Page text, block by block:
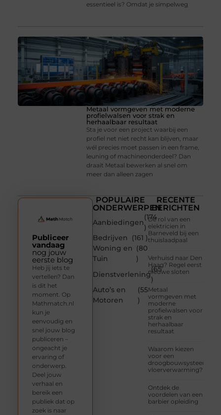
essentieel is? Omdat je simpelweg
Metaal vormgeven met moderne
profielwalsen voor strak en
herhaalbaar resultaat
Sta je voor een project waarbij een
profiel net niet recht kan blijven, maar
wél precies moet passen in een frame,
leuning of machineonderdeel? Dan
draait Metaal bewerken al snel om
meer dan alleen zagen
POPULAIRE
ONDERWERPEN
Aanbiedingen
(174
)
Bedrijven
(161 )
Woning en
Tuin
(80
)
Dienstverlening
(65
)
Auto’s en
Motoren
(55
)
RECENTE
BERICHTEN
De rol van een
elektricien in
Barneveld bij een
thuislaadpaal
Verhuisd naar Den
Haag? Regel eerst
nieuwe sloten
Metaal
vormgeven met
moderne
profielwalsen voor
strak en
herhaalbaar
resultaat
Waarom kiezen
voor een
droogbouwsysteem
vloerverwarming?
Ontdek de
voordelen van een
barbier opleiding
Publiceer
vandaag
nog jouw
eerste blog
Heb jij iets te
vertellen? Dan
is dit het
moment. Op
Mathmatch.nl
kun je
eenvoudig en
snel jouw blog
publiceren –
ongeacht je
ervaring of
onderwerp.
Deel jouw
verhaal en
bereik een
publiek dat op
zoek is naar